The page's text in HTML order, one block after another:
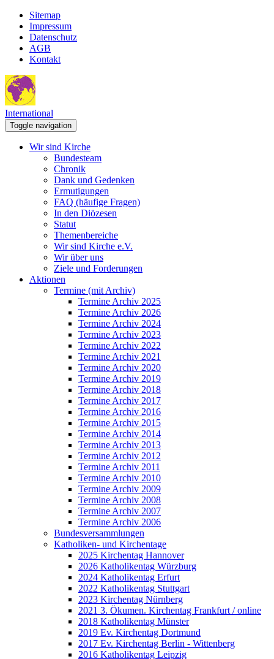
Sitemap
Impressum
Datenschutz
AGB
Kontakt
International
Toggle navigation
Wir sind Kirche
Bundesteam
Chronik
Dank und Gedenken
Ermutigungen
FAQ (häufige Fragen)
In den Diözesen
Statut
Themenbereiche
Wir sind Kirche e.V.
Wir über uns
Ziele und Forderungen
Aktionen
Termine (mit Archiv)
Termine Archiv 2025
Termine Archiv 2026
Termine Archiv 2024
Termine Archiv 2023
Termine Archiv 2022
Termine Archiv 2021
Termine Archiv 2020
Termine Archiv 2019
Termine Archiv 2018
Termine Archiv 2017
Termine Archiv 2016
Termine Archiv 2015
Termine Archiv 2014
Termine Archiv 2013
Termine Archiv 2012
Termine Archiv 2011
Termine Archiv 2010
Termine Archiv 2009
Termine Archiv 2008
Termine Archiv 2007
Termine Archiv 2006
Bundesversammlungen
Katholiken- und Kirchentage
2025 Kirchentag Hannover
2026 Katholikentag Würzburg
2024 Katholikentag Erfurt
2022 Katholikentag Stuttgart
2023 Kirchentag Nürnberg
2021 3. Ökumen. Kirchentag Frankfurt / online
2018 Katholikentag Münster
2019 Ev. Kirchentag Dortmund
2017 Ev. Kirchentag Berlin - Wittenberg
2016 Katholikentag Leipzig